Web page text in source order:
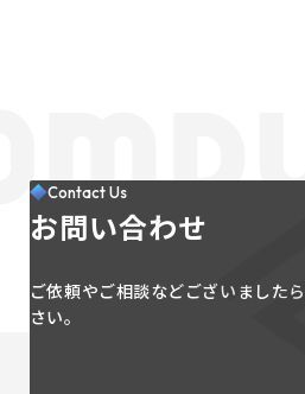
Contact Us
お問い合わせ
ご依頼やご相談などございました
さい。